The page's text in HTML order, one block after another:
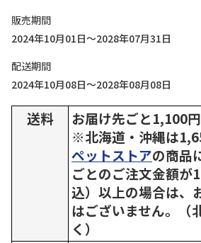
販売期間
2024年10月01日～2028年07月31日
配送期間
2024年10月08日～2028年08月08日
送料
お届け先ごと1,100円
※北海道・沖縄は
ペットストアの商品
ごとのご注文金額が
込）以上の場合は、
はございません。（
く）